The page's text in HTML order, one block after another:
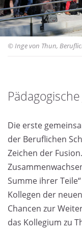
© Inge von Thun,
Die erste
der Beruflichen
Zeichen der
Summe ihrer
Kollegen der
Chancen zur
das Kollegium zu